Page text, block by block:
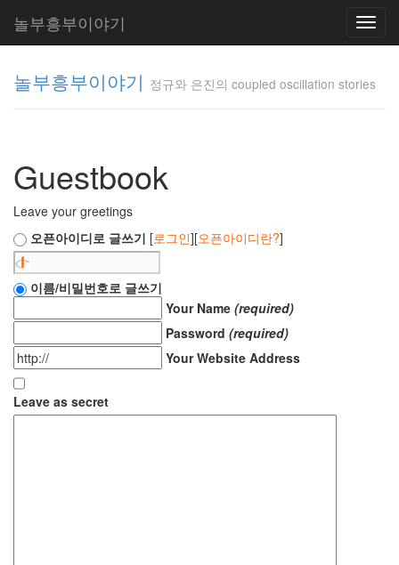
놀부흥부이야기
놀부흥부이야기 정규와 은진의 coupled oscillation stories
Guestbook
Leave your greetings
오픈아이디로 글쓰기 [로그인][오픈아이디란?]
이름/비밀번호로 글쓰기
Your Name (required)
Password (required)
Your Website Address
Leave as secret
coupled
oscillation
inureyes
Tag
Cloud
요
리
은
진